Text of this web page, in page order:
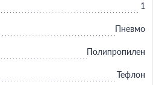
1
Пневмо
Полипропилен
Тефлон